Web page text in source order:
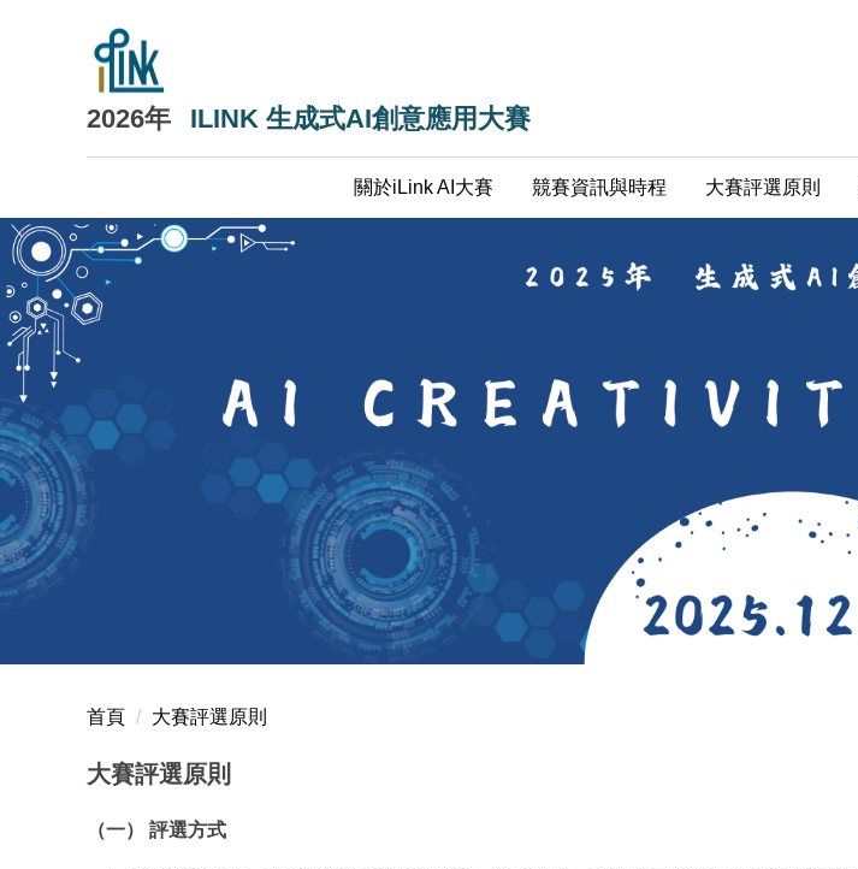
2026年 ILINK 生成式AI創意應用大賽
關於iLink AI大賽 競賽資訊與時程 大賽評選原則
活動封面
首頁 大賽評選原則
大賽評選原則
（一） 評選方式